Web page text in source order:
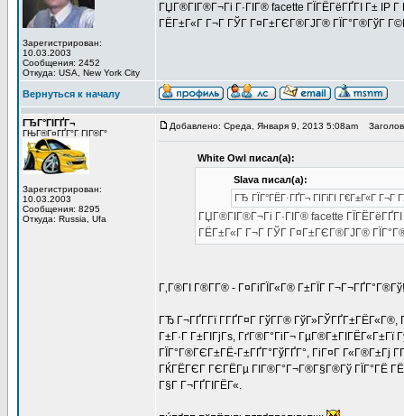
Зарегистрирован:
10.03.2003
Сообщения: 2452
Откуда: USA, New York City
ГЏГ®ГІГ®Г¬Гі Г·ГІГ® facette ГЇГЁГёГҐГІ Г± IP
ГЁГ±Г«Г Г¬Г ГЎГ Г¤Г±ГЄГ®ГЈГ® ГЇГ°Г®ГўГ
Вернуться к началу
ГЂГ°ГІГҐГ¬
ГЊГ®Г¤ГҐГ°Г ГІГ®Г°
Зарегистрирован:
10.03.2003
Сообщения: 8295
Откуда: Russia, Ufa
Добавлено: Среда, Января 9, 2013 5:08am
White Owl писал(а):
Slava писал(а):
ГЂ ГЇГ°ГЁГ·ГҐГ¬ ГІГіГІ Г€Г±Г«Г Г¬Г
ГЏГ®ГІГ®Г¬Гі Г·ГІГ® facette
ГЁГ±Г«Г Г¬Г ГЎГ Г¤Г±ГЄГ®ГЈГ®
Г‚Г®ГІ Г®Г­Г® - Г¤ГіГЇГ«Г® Г±ГЇГ
ГЂ Г¬ГҐГ­Гї Г­ГҐГ¤Г ГўГ­Г®
Г±Г·Г Г±ГІГјГѕ, ГґГ®Г°ГіГ¬
ГЇГ°Г®ГЄГ±ГЁ-Г±ГҐГ°ГўГҐГ°, ГіГ¤Г
ГЌГЁГЄГ ГЄГЁГµ ГІГ®Г°Г¬Г®Г§Г®Гў ГЇГ°ГЁ
Г§Г Г¬ГҐГІГЁГ«.